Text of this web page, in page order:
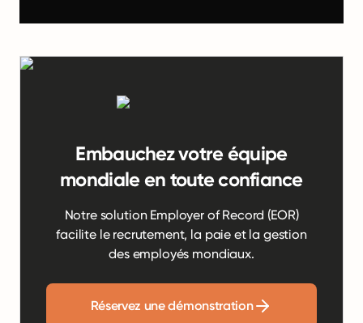
Embauchez votre équipe
mondiale en toute confiance
Notre solution Employer of Record (EOR)
facilite le recrutement, la paie et la gestion
des employés mondiaux.
Réservez une démonstration